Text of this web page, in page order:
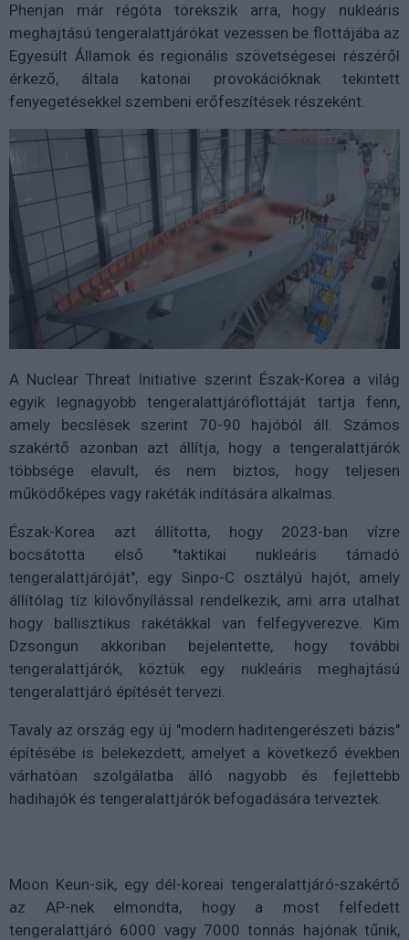
Phenjan már régóta törekszik arra, hogy nukleáris
meghajtású tengeralattjárókat vezessen be flottájába az
Egyesült Államok és regionális szövetségesei részéről
érkező, általa katonai provokációknak tekintett
fenyegetésekkel szembeni erőfeszítések részeként.
A Nuclear Threat Initiative szerint Észak-Korea a világ
egyik legnagyobb tengeralattjáróflottáját tartja fenn,
amely becslések szerint 70-90 hajóból áll. Számos
szakértő azonban azt állítja, hogy a tengeralattjárók
többsége elavult, és nem biztos, hogy teljesen
működőképes vagy rakéták indítására alkalmas.
Észak-Korea azt állította, hogy 2023-ban vízre
bocsátotta első "taktikai nukleáris támadó
tengeralattjáróját", egy Sinpo-C osztályú hajót, amely
állítólag tíz kilövőnyílással rendelkezik, ami arra utalhat
hogy ballisztikus rakétákkal van felfegyverezve. Kim
Dzsongun akkoriban bejelentette, hogy további
tengeralattjárók, köztük egy nukleáris meghajtású
tengeralattjáró építését tervezi.
Tavaly az ország egy új "modern haditengerészeti bázis"
építésébe is belekezdett, amelyet a következő években
várhatóan szolgálatba álló nagyobb és fejlettebb
hadihajók és tengeralattjárók befogadására terveztek.
Moon Keun-sik, egy dél-koreai tengeralattjáró-szakértő
az AP-nek elmondta, hogy a most felfedett
tengeralattjáró 6000 vagy 7000 tonnás hajónak tűnik,